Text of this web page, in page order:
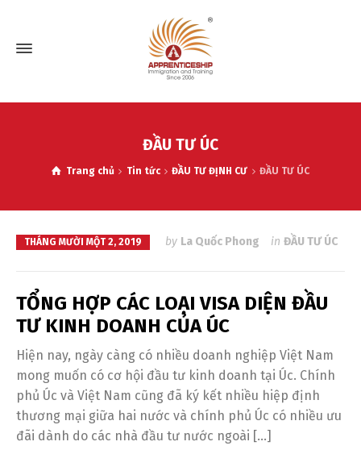
ĐẦU TƯ ÚC
Trang chủ Tin tức ĐẦU TƯ ĐỊNH CƯ ĐẦU TƯ ÚC
THÁNG MƯỜI MỘT 2, 2019 by La Quốc Phong in ĐẦU TƯ ÚC
TỔNG HỢP CÁC LOẠI VISA DIỆN ĐẦU
TƯ KINH DOANH CỦA ÚC
Hiện nay, ngày càng có nhiều doanh nghiệp Việt Nam
mong muốn có cơ hội đầu tư kinh doanh tại Úc. Chính
phủ Úc và Việt Nam cũng đã ký kết nhiều hiệp định
thương mại giữa hai nước và chính phủ Úc có nhiều ưu
đãi dành do các nhà đầu tư nước ngoài […]